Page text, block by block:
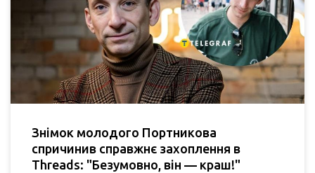
Знімок молодого Портникова
спричинив справжнє захоплення в
Threads: "Безумовно, він — краш!"